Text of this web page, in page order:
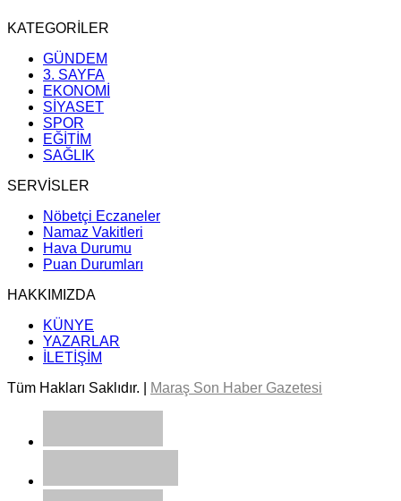
KATEGORİLER
GÜNDEM
3. SAYFA
EKONOMİ
SİYASET
SPOR
EĞİTİM
SAĞLIK
SERVİSLER
Nöbetçi Eczaneler
Namaz Vakitleri
Hava Durumu
Puan Durumları
HAKKIMIZDA
KÜNYE
YAZARLAR
İLETİŞİM
Tüm Hakları Saklıdır. |
Maraş Son Haber Gazetesi